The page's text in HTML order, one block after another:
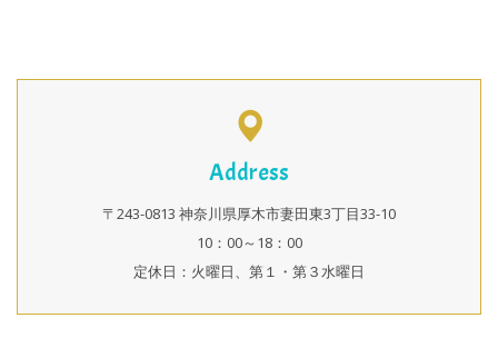
Address
〒243-0813 神奈川県厚木市妻田東3丁目33-10
10：00～18：00
定休日：火曜日、第１・第３水曜日